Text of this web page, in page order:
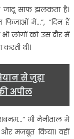
और
पहाड़ों
की
वादियां….
जादू साफ झलकता है।
में…”, “दिन हैं
लोगों को उस दौर में
थी।
से जुड़ा
अपील
भी नैनीताल में
मजबूत किया। वहीं